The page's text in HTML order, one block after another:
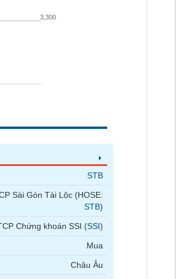
3,300
STB
Sài Gòn Tài Lộc (HOSE:
STB)
Chứng khoán SSI (SSI)
Mua
Châu Âu